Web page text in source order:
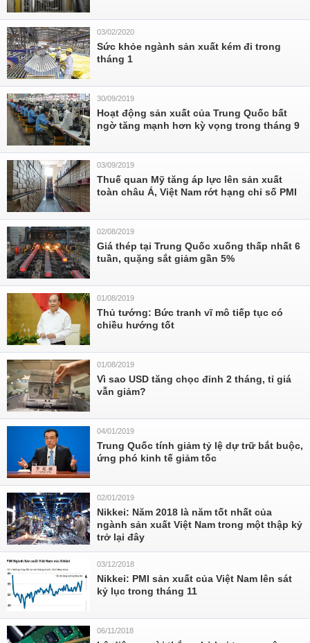
03/02/2020
Sức khỏe ngành sản xuất kém đi trong
tháng 1
30/09/2019
Hoạt động sản xuất của Trung Quốc bất
ngờ tăng mạnh hơn kỳ vọng trong tháng 9
03/09/2019
Thuế quan Mỹ tăng áp lực lên sản xuất
toàn châu Á, Việt Nam rớt hạng chỉ số PMI
02/08/2019
Giá thép tại Trung Quốc xuống thấp nhất 6
tuần, quặng sắt giảm gần 5%
01/08/2019
Thủ tướng: Bức tranh vĩ mô tiếp tục có
chiều hướng tốt
01/08/2019
Vì sao USD tăng chọc đỉnh 2 tháng, tỉ giá
vẫn giảm?
04/01/2019
Trung Quốc tính giảm tỷ lệ dự trữ bắt buộc,
ứng phó kinh tế giảm tốc
02/01/2019
Nikkei: Năm 2018 là năm tốt nhất của
ngành sản xuất Việt Nam trong một thập kỷ
trở lại đây
03/12/2018
Nikkei: PMI sản xuất của Việt Nam lên sát
kỷ lục trong tháng 11
06/11/2018